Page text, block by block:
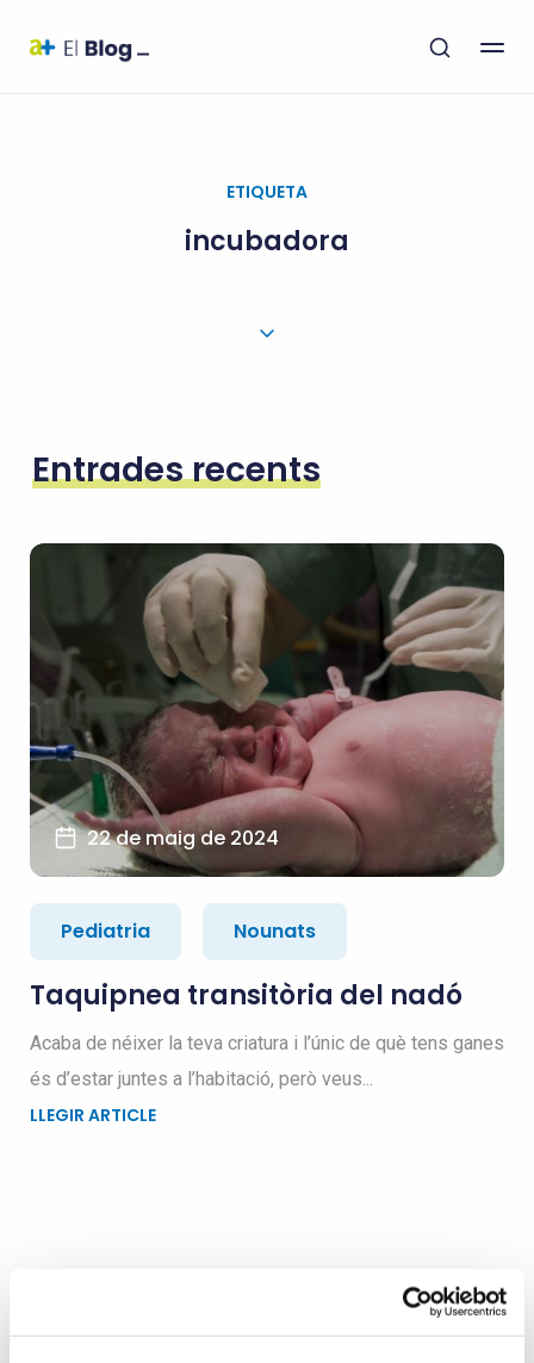
ETIQUETA
incubadora
Entrades recents
22 de maig de 2024
Pediatria Nounats
Taquipnea transitòria del nadó
Acaba de néixer la teva criatura i l’únic de què tens ganes
és d’estar juntes a l’habitació, però veus...
LLEGIR ARTICLE
Search